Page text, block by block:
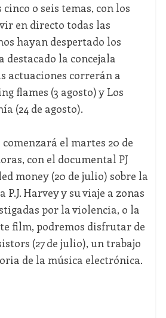
o seis temas, con los
en directo todas las
hayan despertado los
destacado la concejala
actuaciones correrán a
flames (3 agosto) y Los
(24 de agosto).
el martes 20 de
con el documental PJ
money (20 de julio) sobre la
Harvey y su viaje a zonas
por la violencia, o la
film, podremos disfrutar de
(27 de julio), un trabajo
de la música electrónica.